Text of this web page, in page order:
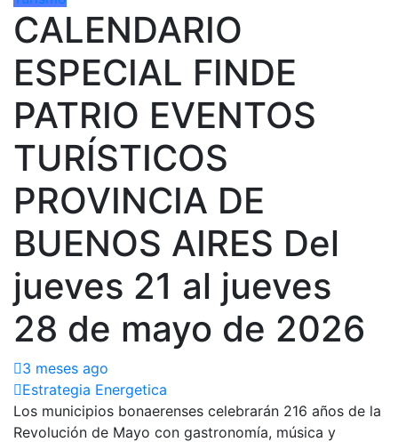
CALENDARIO
ESPECIAL FINDE
PATRIO EVENTOS
TURÍSTICOS
PROVINCIA DE
BUENOS AIRES Del
jueves 21 al jueves
28 de mayo de 2026
3 meses ago
Estrategia Energetica
Los municipios bonaerenses celebrarán 216 años de la
Revolución de Mayo con gastronomía, música y